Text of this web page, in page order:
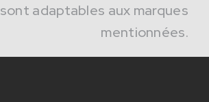
sont adaptables aux marques
mentionnées.